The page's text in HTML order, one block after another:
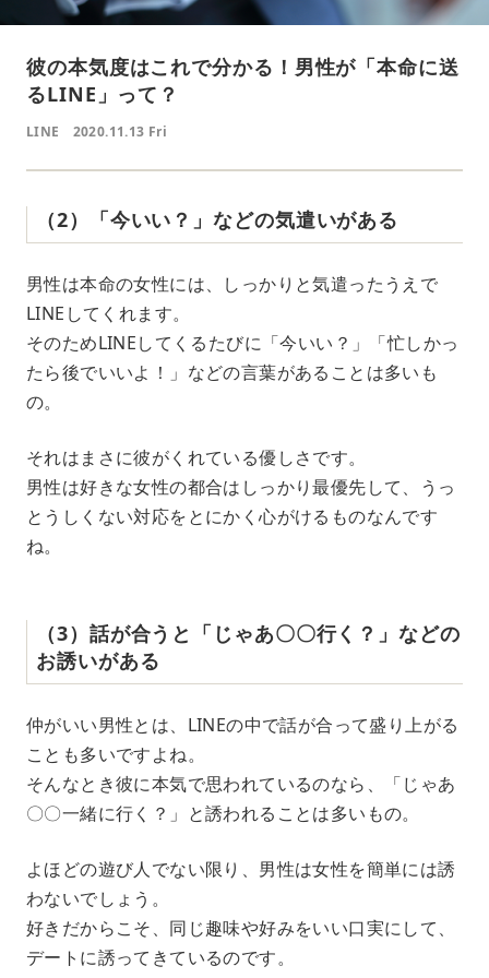
彼の本気度はこれで分かる！男性が「本命に送
るLINE」って？
LINE 2020.11.13 Fri
（2）「今いい？」などの気遣いがある
男性は本命の女性には、しっかりと気遣ったうえで
LINEしてくれます。
そのためLINEしてくるたびに「今いい？」「忙しかっ
たら後でいいよ！」などの言葉があることは多いも
の。
それはまさに彼がくれている優しさです。
男性は好きな女性の都合はしっかり最優先して、うっ
とうしくない対応をとにかく心がけるものなんです
ね。
（3）話が合うと「じゃあ〇〇行く？」などの
お誘いがある
仲がいい男性とは、LINEの中で話が合って盛り上がる
ことも多いですよね。
そんなとき彼に本気で思われているのなら、「じゃあ
〇〇一緒に行く？」と誘われることは多いもの。
よほどの遊び人でない限り、男性は女性を簡単には誘
わないでしょう。
好きだからこそ、同じ趣味や好みをいい口実にして、
デートに誘ってきているのです。